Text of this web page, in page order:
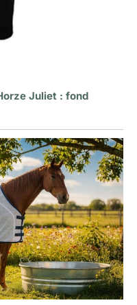
Juliet : fond